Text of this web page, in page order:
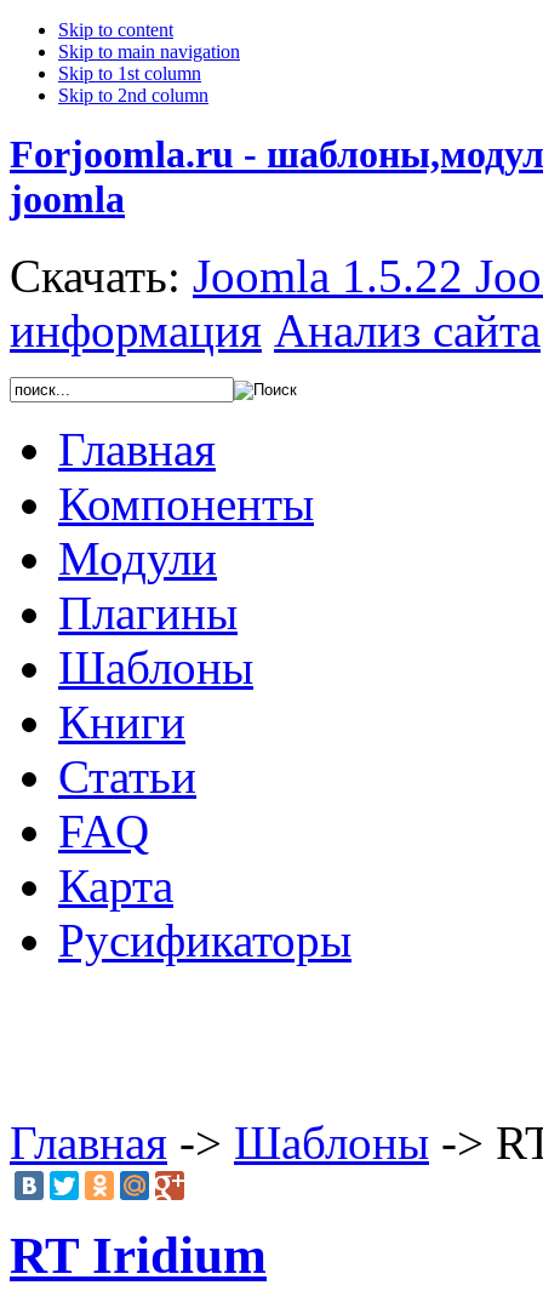
Skip to content
Skip to main navigation
Skip to 1st column
Skip to 2nd column
Forjoomla.ru -
joomla
Скачать: Joomla 1.5.22
информация Анализ сайта
Главная
Компоненты
Модули
Плагины
Шаблоны
Книги
Статьи
FAQ
Карта
Русификаторы
Главная -> Шаблоны ->
RT Iridium